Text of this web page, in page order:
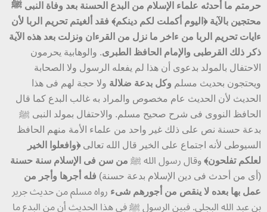
حرمتم ما أحدثه علماء الإسلام من البدع الحسنة بعد وفاة النبى ﷺ
محتجين بالآية ﴿اليوم أكملت لكم دينكم﴾ فقد ألغيتم تحريم الربا لأن
ءايات تحريم الربا من ءاخر ما نزل من القرءان ونزلت بعد هذه الآية
ذكر ذلك القرطبى والإمام الحافظ الطبرى. والوهابية يحرمون
الاحتفال بالمولد بدعوى أن هذا لم يفعله الرسول ولا الصحابة
ويحتجون بحديث مسلم وكل بدعة ضلالة ولا حجة لهم فى هذا
الحديث لأن الحديث عام مخصوص والمراد به غالب البدع كما قال
الحافظ النووى فى شرح صحيح مسلم. والاحتفال بمولد النبى ﷺ
بدعة حسنة نص على ذلك غير واحد من علماء الأمة منهم الحافظ
السيوطى لأنه اجتماع على الخير قال الله تعالى﴿وافعلوا الخير
لعلكم تفلحون﴾ وقال رسول الله ﷺ من سن فى الإسلام سنة حسنة
(أى من أحدث فى دين الإسلام بدعة حسنة) فله أجرها وأجر من
عمل بها بعده لا ينقص من أجورهم شىء رواه مسلم من حديث جرير
بن عبد الله البجلى. فبين الرسول ﷺ فى هذا الحديث أن من البدع ما